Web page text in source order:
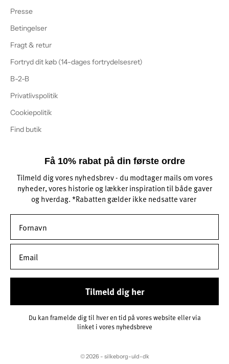
Presse
Betingelser
Fragt & retur
Fortryd dit køb (14-dages fortrydelsesret)
B-2-B
Privatlivspolitik
Cookiepolitik
Find butik
Få 10% rabat på din første ordre
Tilmeld dig vores nyhedsbrev - du modtager mails om vores
nyheder, vores historie og lækker inspiration til både gaver
og hverdag. *Rabatten gælder ikke nedsatte varer
Tilmeld dig her
Du kan framelde dig til hver en tid på vores website eller via
linket i vores nyhedsbreve
© 2026 - silkeborg-uld-dk